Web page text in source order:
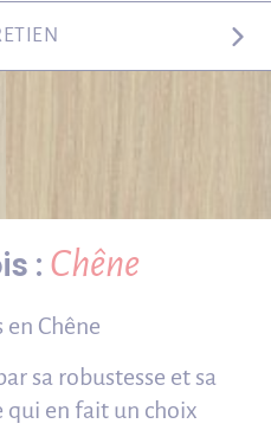
: Chêne
en Chêne
sa robustesse et sa
qui en fait un choix